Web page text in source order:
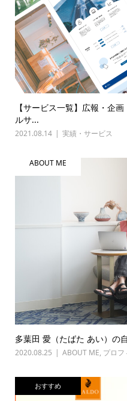
【サービス一覧】広報・企
ルサ...
2021.08.14 実績・サービス
ABOUT ME
多葉田 愛（たばた あい）の
2020.08.25 ABOUT ME, プロフ
おすすめ